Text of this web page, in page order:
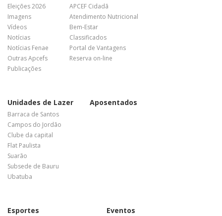
Eleições 2026
Imagens
Vídeos
Notícias
Notícias Fenae
Outras Apcefs
Publicações
APCEF Cidadã
Atendimento Nutricional
Bem-Estar
Classificados
Portal de Vantagens
Reserva on-line
Unidades de Lazer
Barraca de Santos
Campos do Jordão
Clube da capital
Flat Paulista
Suarão
Subsede de Bauru
Ubatuba
Aposentados
Esportes Eventos